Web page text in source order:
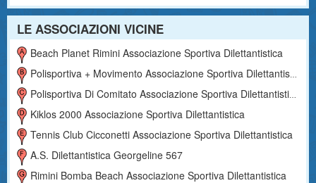
LE ASSOCIAZIONI VICINE
Beach Planet Rimini Associazione Sportiva Dilettantistica
Polisportiva + Movimento Associazione Sportiva Dilettantistica
Polisportiva Di Comitato Associazione Sportiva Dilettantistica
Kiklos 2000 Associazione Sportiva Dilettantistica
Tennis Club Cicconetti Associazione Sportiva Dilettantistica
A.s. Dilettantistica Georgeline 567
Rimini Bomba Beach Associazione Sportiva Dilettantistica